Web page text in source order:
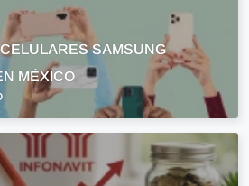
SAMSUNG
MÉXICO